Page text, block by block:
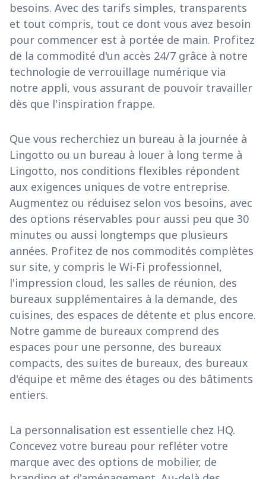
besoins. Avec des tarifs simples, transparents
et tout compris, tout ce dont vous avez besoin
pour commencer est à portée de main. Profitez
de la commodité d'un accès 24/7 grâce à notre
technologie de verrouillage numérique via
notre appli, vous assurant de pouvoir travailler
dès que l'inspiration frappe.
Que vous recherchiez un bureau à la journée à
Lingotto ou un bureau à louer à long terme à
Lingotto, nos conditions flexibles répondent
aux exigences uniques de votre entreprise.
Augmentez ou réduisez selon vos besoins, avec
des options réservables pour aussi peu que 30
minutes ou aussi longtemps que plusieurs
années. Profitez de nos commodités complètes
sur site, y compris le Wi-Fi professionnel,
l'impression cloud, les salles de réunion, des
bureaux supplémentaires à la demande, des
cuisines, des espaces de détente et plus encore.
Notre gamme de bureaux comprend des
espaces pour une personne, des bureaux
compacts, des suites de bureaux, des bureaux
d'équipe et même des étages ou des bâtiments
entiers.
La personnalisation est essentielle chez HQ.
Concevez votre bureau pour refléter votre
marque avec des options de mobilier, de